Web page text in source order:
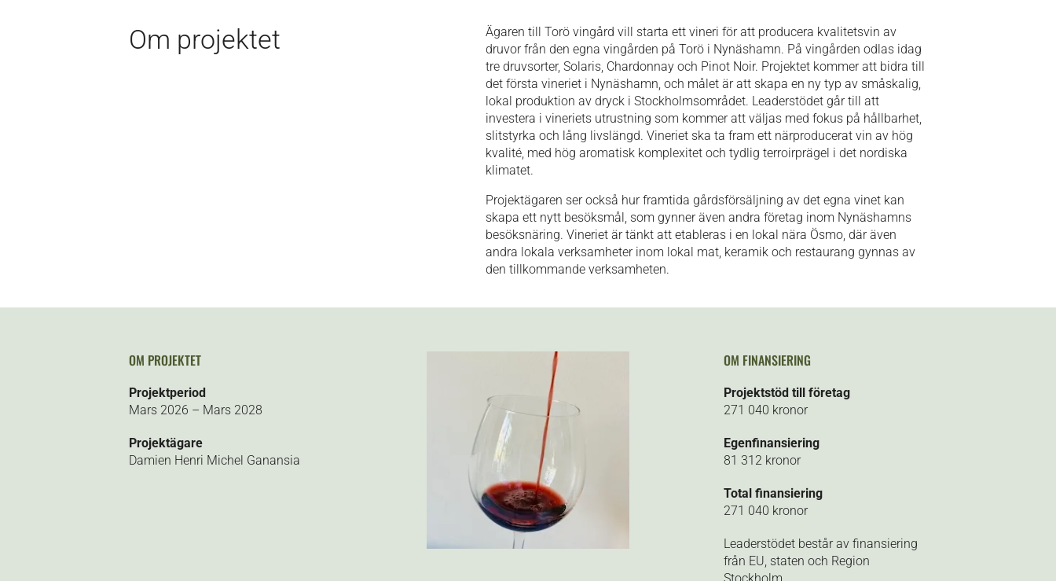
Om projektet
Ägaren till Torö vingård vill starta ett vineri för att producera kvalitetsvin av
druvor från den egna vingården på Torö i Nynäshamn. På vingården odlas idag
tre druvsorter, Solaris, Chardonnay och Pinot Noir. Projektet kommer att bidra till
det första vineriet i Nynäshamn, och målet är att skapa en ny typ av småskalig,
lokal produktion av dryck i Stockholmsområdet. Leaderstödet går till att
investera i vineriets utrustning som kommer att väljas med fokus på hållbarhet,
slitstyrka och lång livslängd. Vineriet ska ta fram ett närproducerat vin av hög
kvalité, med hög aromatisk komplexitet och tydlig terroirprägel i det nordiska
klimatet.
Projektägaren ser också hur framtida gårdsförsäljning av det egna vinet kan
skapa ett nytt besöksmål, som gynner även andra företag inom Nynäshamns
besöksnäring. Vineriet är tänkt att etableras i en lokal nära Ösmo, där även
andra lokala verksamheter inom lokal mat, keramik och restaurang gynnas av
den tillkommande verksamheten.
OM PROJEKTET
Projektperiod
Mars 2026 – Mars 2028
Projektägare
Damien Henri Michel Ganansia
OM FINANSIERING
Projektstöd till företag
271 040 kronor
Egenfinansiering
81 312 kronor
Total finansiering
271 040 kronor
Leaderstödet består av finansiering
från EU, staten och Region